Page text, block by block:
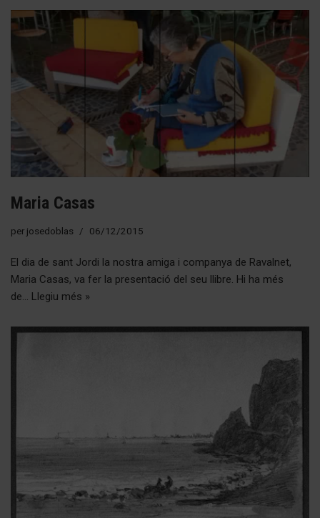
Maria Casas
per josedoblas 06/12/2015
El dia de sant Jordi la nostra amiga i companya de Ravalnet,
Maria Casas, va fer la presentació del seu llibre. Hi ha més
de… Llegiu més »